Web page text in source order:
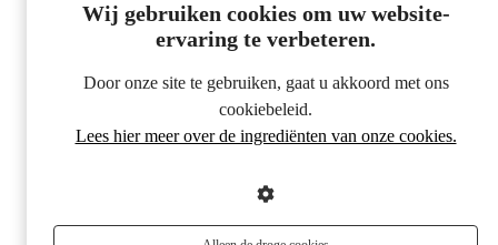
Wij gebruiken cookies om uw website-
ervaring te verbeteren.
Door onze site te gebruiken, gaat u akkoord met ons
cookiebeleid.
Lees hier meer over de ingrediënten van onze cookies.